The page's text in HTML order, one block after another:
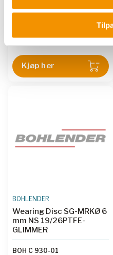
MRKNS29 NS45 DN40
DN50PTFE-PDR
BOH C 931-01
Kjøp her
BOHLENDER
Wearing Disc SG-MRKØ 6
mm NS 19/26PTFE-
GLIMMER
BOH C 930-01